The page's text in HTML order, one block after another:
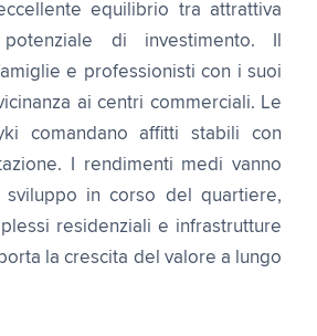
equilibrio tra attrattiva
di investimento. Il
e professionisti con i suoi
ai centri commerciali. Le
comandano affitti stabili con
I rendimenti medi vanno
sviluppo in corso del quartiere,
residenziali e infrastrutture
la crescita del valore a lungo